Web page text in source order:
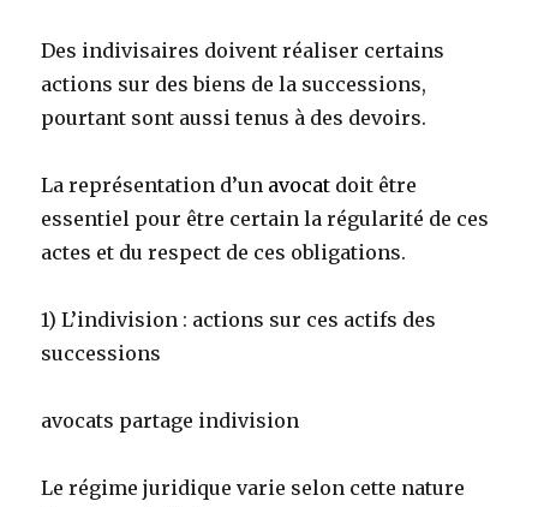
Des indivisaires doivent réaliser certains
actions sur des biens de la successions,
pourtant sont aussi tenus à des devoirs.
La représentation d’un avocat doit être
essentiel pour être certain la régularité de ces
actes et du respect de ces obligations.
1) L’indivision : actions sur ces actifs des
successions
avocats partage indivision
Le régime juridique varie selon cette nature